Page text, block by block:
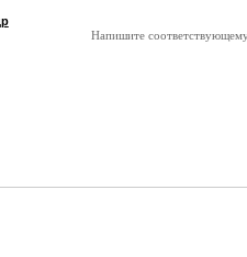
Напишите